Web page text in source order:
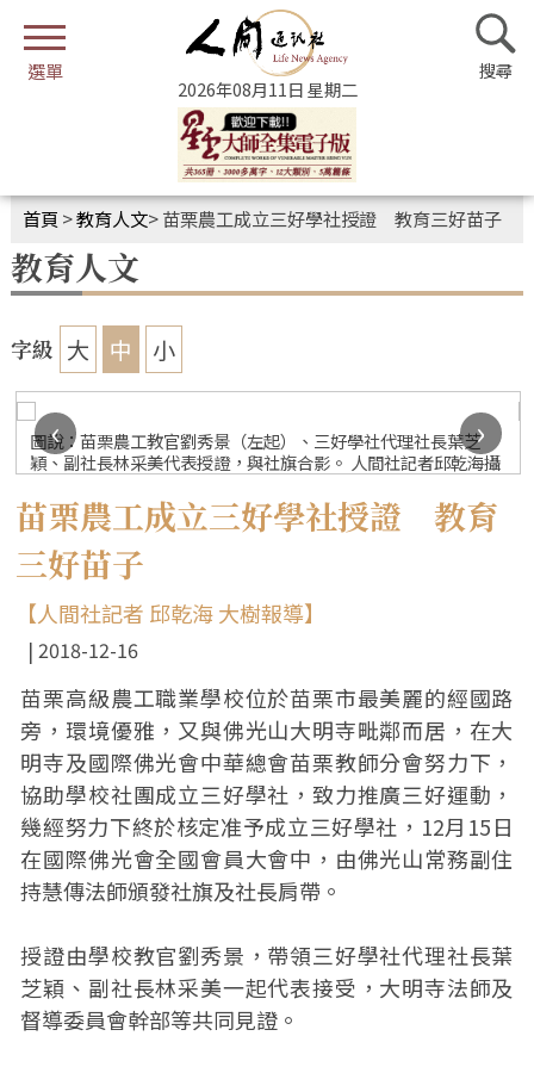
2026年08月11日 星期二
首頁 >教育人文>苗栗農工成立三好學社授證 教育三好苗子
教育人文
字級 大 中 小
圖說：苗栗農工教官劉秀景（左起）、三好學社代理社長葉芝
穎、副社長林采美代表授證，與社旗合影。 人間社記者邱乾海攝
‹
›
苗栗農工成立三好學社授證 教育
三好苗子
【人間社記者 邱乾海 大樹報導】
2018-12-16
苗栗高級農工職業學校位於苗栗市最美麗的經國路
旁，環境優雅，又與佛光山大明寺毗鄰而居，在大
明寺及國際佛光會中華總會苗栗教師分會努力下，
協助學校社團成立三好學社，致力推廣三好運動，
幾經努力下終於核定准予成立三好學社，12月15日
在國際佛光會全國會員大會中，由佛光山常務副住
持慧傳法師頒發社旗及社長肩帶。
授證由學校教官劉秀景，帶領三好學社代理社長葉
芝穎、副社長林采美一起代表接受，大明寺法師及
督導委員會幹部等共同見證。